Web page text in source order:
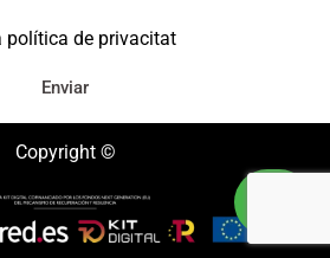
política de privacitat
Enviar
Copyright ©